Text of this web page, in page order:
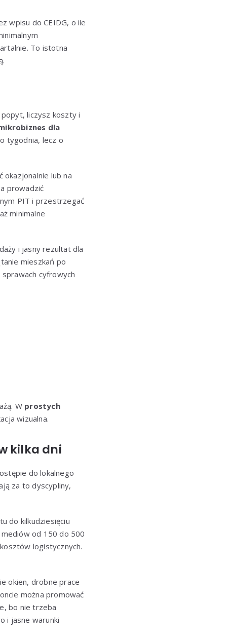
wpisu do CEIDG, o ile
To istotna
liczysz koszty i
dla
tygodnia, lecz o
lub na
prowadzić
PIT i przestrzegać
minimalne
i jasny rezultat dla
mieszkań po
cyfrowych
W prostych
wizualna.
kilka dni
do lokalnego
za to dyscypliny,
do kilkudziesięciu
od 150 do 500
logistycznych.
okien, drobne prace
można promować
bo nie trzeba
i jasne warunki